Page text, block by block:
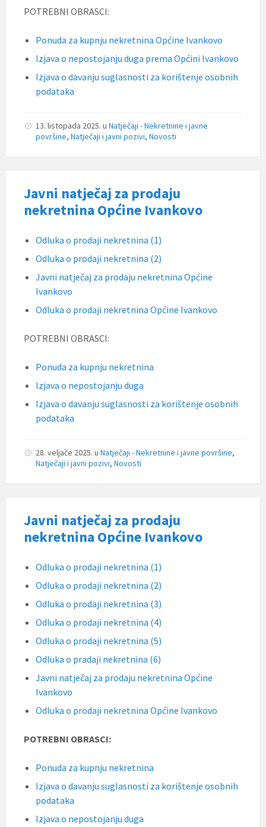
POTREBNI OBRASCI:
Ponuda za kupnju nekretnina Općine Ivankovo
Izjava o nepostojanju duga prema Općini Ivankovo
Izjava o davanju suglasnosti za korištenje osobnih
podataka
13. listopada 2025. u Natječaji - Nekretnine i javne
površine, Natječaji i javni pozivi, Novosti
Javni natječaj za prodaju
nekretnina Općine Ivankovo
Odluka o prodaji nekretnina (1)
Odluka o prodaji nekretnina (2)
Javni natječaj za prodaju nekretnina Općine
Ivankovo
Odluka o prodaji nekretnina Općine Ivankovo
POTREBNI OBRASCI:
Ponuda za kupnju nekretnina
Izjava o nepostojanju duga
Izjava o davanju suglasnosti za korištenje osobnih
podataka
28. veljače 2025. u Natječaji - Nekretnine i javne površine,
Natječaji i javni pozivi, Novosti
Javni natječaj za prodaju
nekretnina Općine Ivankovo
Odluka o prodaji nekretnina (1)
Odluka o prodaji nekretnina (2)
Odluka o prodaji nekretnina (3)
Odluka o prodaji nekretnina (4)
Odluka o prodaji nekretnina (5)
Odluka o pradaji nekretnina (6)
Javni natječaj za prodaju nekretnina Općine
Ivankovo
Odluka o prodaji nekretnina Općine Ivankovo
POTREBNI OBRASCI:
Ponuda za kupnju nekretnina
Izjava o davanju suglasnosti za korištenje osobnih
podataka
Izjava o nepostojanju duga